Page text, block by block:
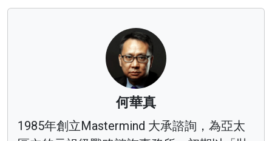
何華真
1985年創立Mastermind 大承諮詢，為亞太